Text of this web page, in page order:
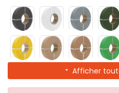
Afficher